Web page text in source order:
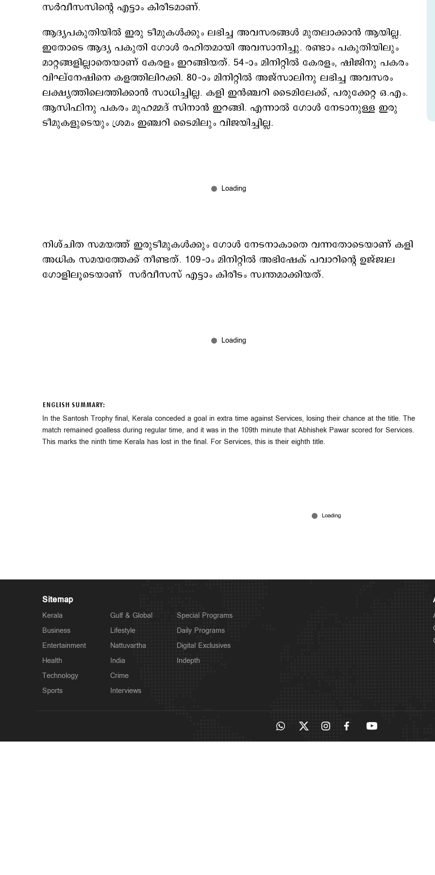
സര്‍വീസസിന്റെ എട്ടാം കിരീടമാണ്.
ആദ്യപകുതിയില്‍ ഇരു ടീമുകൾക്കും ലഭിച്ച അവസരങ്ങൾ മുതലാക്കാൻ ആയില്ല.
ഇതോടെ ആദ്യ പകുതി ഗോൾ രഹിതമായി അവസാനിച്ചു. രണ്ടാം പകുതിയിലും
മാറ്റങ്ങളില്ലാതെയാണ് കേരളം ഇറങ്ങിയത്. 54–ാം മിനിറ്റിൽ കേരളം, ഷിജിനു പകരം
വിഘ്നേഷിനെ കളത്തിലിറക്കി. 80–ാം മിനിറ്റിൽ അജ്സാലിനു ലഭിച്ച അവസരം
ലക്ഷ്യത്തിലെത്തിക്കാന്‍ സാധിച്ചില്ല. കളി ഇൻഞ്ചറി ടൈമിലേക്ക്, പരുക്കേറ്റ ഒ.എം.
ആസിഫിനു പകരം മുഹമ്മദ് സിനാൻ ഇറങ്ങി. എന്നാൽ ഗോൾ നേടാനുള്ള ഇരു
ടീമുകളുടെയും ശ്രമം ഇഞ്ചറി ടൈമിലും വിജയിച്ചില്ല.
നിശ്ചിത സമയത്ത് ഇരുടീമുകൾക്കും ഗോൾ നേടനാകാതെ വന്നതോടെയാണ് കളി
അധിക സമയത്തേക്ക് നീണ്ടത്. 109–ാം മിനിറ്റിൽ അഭിഷേക് പവാറിന്റെ ഉജ്ജ്വല
ഗോളിലൂടെയാണ് സര്‍വീസസ് എട്ടാം കിരീടം സ്വന്തമാക്കിയത്.
ENGLISH SUMMARY:
In the Santosh Trophy final, Kerala conceded a goal in extra time against Services, losing their chance at the title. The
match remained goalless during regular time, and it was in the 109th minute that Abhishek Pawar scored for Services.
This marks the ninth time Kerala has lost in the final. For Services, this is their eighth title.
Sitemap
Kerala
Business
Entertainment
Health
Technology
Sports
Gulf & Global
Lifestyle
Nattuvartha
India
Crime
Interviews
Special Programs
Daily Programs
Digital Exclusives
Indepth